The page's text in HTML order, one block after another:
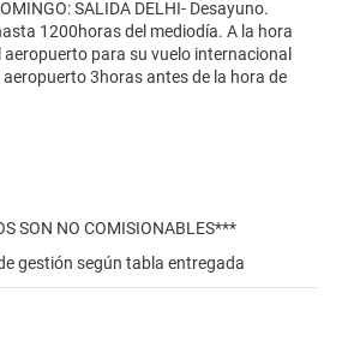
SALIDA DELHI- Desayuno.
1200horas del mediodía. A la hora
para su vuelo internacional
aeropuerto 3horas antes de la hora de
SON NO COMISIONABLES***
gestión según tabla entregada